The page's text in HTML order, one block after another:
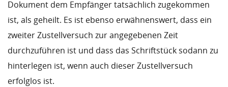
Dokument dem Empfänger tatsächlich zugekommen
ist, als geheilt. Es ist ebenso erwähnenswert, dass ein
zweiter Zustellversuch zur angegebenen Zeit
durchzuführen ist und dass das Schriftstück sodann zu
hinterlegen ist, wenn auch dieser Zustellversuch
erfolglos ist.